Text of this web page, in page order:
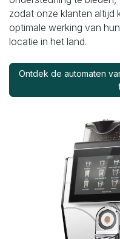
zodat onze klanten altijd
optimale werking van
locatie in het land.
Ontdek de automaten